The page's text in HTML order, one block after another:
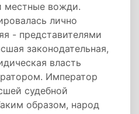
местные вожди.
лично
- представителями
законодательная,
власть
Император
судебной
образом, народ